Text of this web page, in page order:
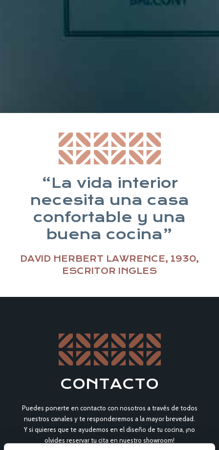
“La vida interior
necesita una casa
confortable y una
buena cocina”
DAVID HERBERT LAWRENCE, 1930,
ESCRITOR INGLES
CONTACTO
Puedes ponerte en contacto con nosotros a través de todos
nuestros canales y te responderemos a la mayor brevedad.
Y si quieres que te ayudemos en el diseño de tu cocina, ¡no
olvides reservar tu cita en nuestro showroom!